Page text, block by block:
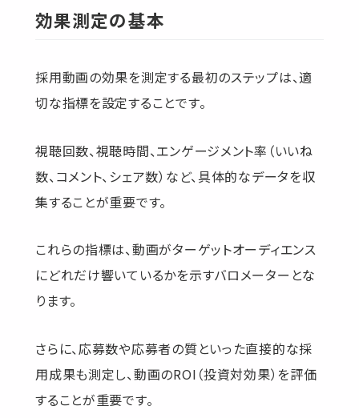
効果測定の基本
採用動画の効果を測定する最初のステップは、適
切な指標を設定することです。
視聴回数、視聴時間、エンゲージメント率（いいね
数、コメント、シェア数）など、具体的なデータを収
集することが重要です。
これらの指標は、動画がターゲットオーディエンス
にどれだけ響いているかを示すバロメーターとな
ります。
さらに、応募数や応募者の質といった直接的な採
用成果も測定し、動画のROI（投資対効果）を評価
することが重要です。